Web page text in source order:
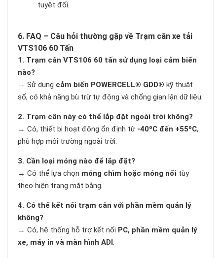
tuyệt đối.
6. FAQ – Câu hỏi thường gặp về Trạm cân xe tải
VTS106 60 Tấn
1. Trạm cân VTS106 60 tấn sử dụng loại cảm biến
nào?
→ Sử dụng cảm biến POWERCELL® GDD® kỹ thuật
số, có khả năng bù trừ tự động và chống gian lận dữ liệu.
2. Trạm cân này có thể lắp đặt ngoài trời không?
→ Có, thiết bị hoạt động ổn định từ -40ºC đến +55ºC,
phù hợp môi trường ngoài trời.
3. Cần loại móng nào để lắp đặt?
→ Có thể lựa chọn móng chìm hoặc móng nổi tùy
theo hiện trạng mặt bằng.
4. Có thể kết nối trạm cân với phần mềm quản lý
không?
→ Có, hệ thống hỗ trợ kết nối PC, phần mềm quản lý
xe, máy in và màn hình ADI.